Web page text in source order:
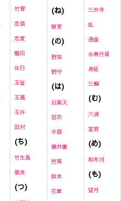
竹雪
忠信
忠度
龍田
谷行
玉鬘
玉葛
玉井
田村
(ち)
竹生島
張良
(つ)
(ね)
寝覚
(の)
野宮
野守
(は)
白楽天
羽衣
半蔀
橋弁慶
芭蕉
鉢木
花筐
三井寺
乱
通盛
水無月祓
身延
三輪
(む)
六浦
室君
(め)
和布刈
(も)
望月